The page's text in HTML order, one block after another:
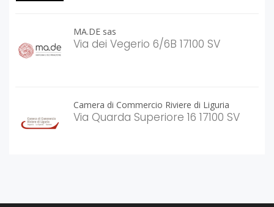
MA.DE sas
Via dei Vegerio 6/6B 17100 SV
Camera di Commercio Riviere di Liguria
Via Quarda Superiore 16 17100 SV